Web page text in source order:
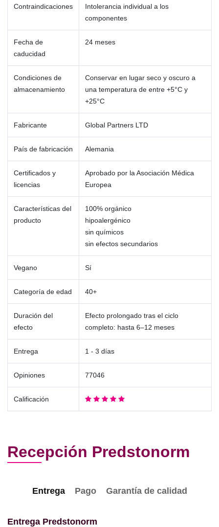
Contraindicaciones
Intolerancia individual a los
componentes
Fecha de
caducidad
24 meses
Condiciones de
almacenamiento
Conservar en lugar seco y oscuro a
una temperatura de entre +5°C y
+25°C
Fabricante Global Partners LTD
País de fabricación Alemania
Certificados y
licencias
Aprobado por la Asociación Médica
Europea
Características del
producto
100% orgánico
hipoalergénico
sin químicos
sin efectos secundarios
Vegano Sí
Categoría de edad 40+
Duración del
efecto
Efecto prolongado tras el ciclo
completo: hasta 6–12 meses
Entrega 1 - 3 días
Opiniones 77046
Calificación
Recepción Predstonorm
Entrega Pago Garantía de calidad
Entrega Predstonorm